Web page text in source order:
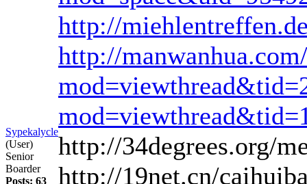
Sypekalycle
(User)
Senior
Boarder
Posts: 63
http://
http://
http://34degrees.org/
http://19net.cn/